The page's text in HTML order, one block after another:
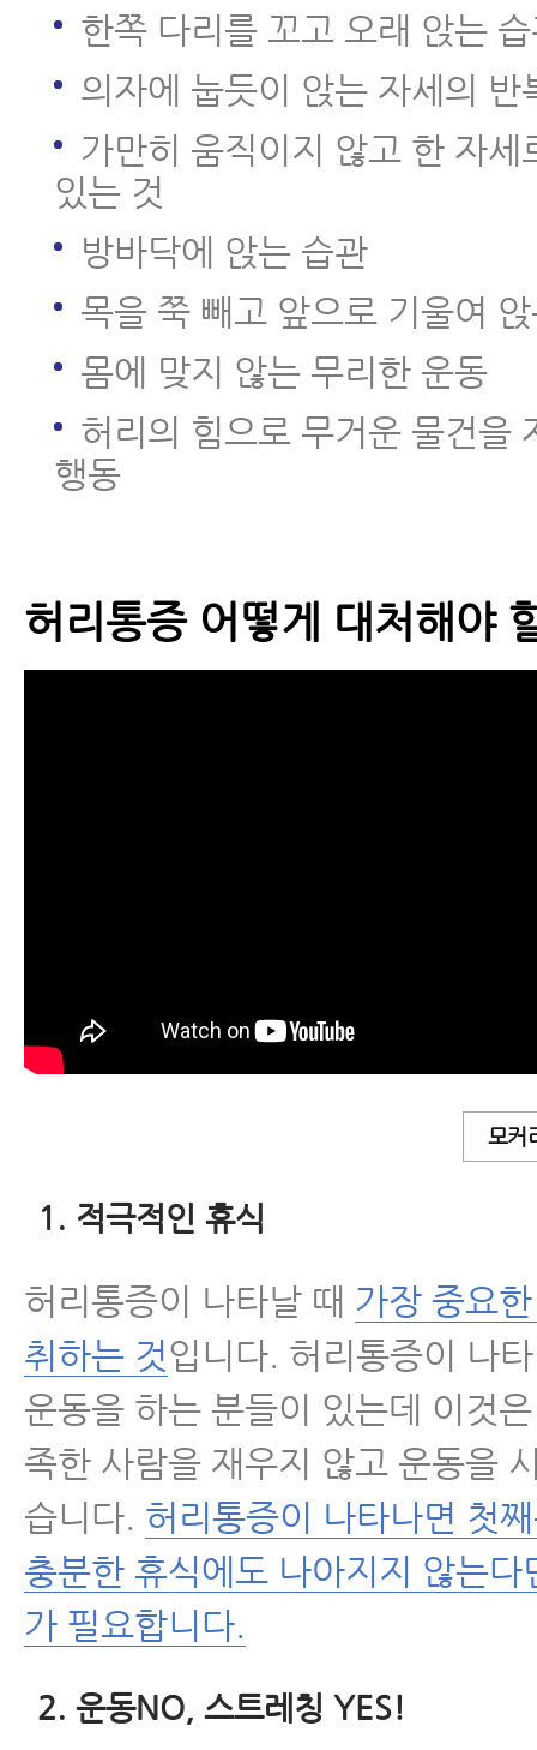
한쪽 다리를 꼬고 오래 앉는
의자에 눕듯이 앉는 자세의 반
가만히 움직이지 않고 한 자세
있는 것
방바닥에 앉는 습관
목을 쭉 빼고 앞으로 기울여
몸에 맞지 않는 무리한 운동
허리의 힘으로 무거운 물건을
행동
허리통증 어떻게 대처해야
모커
1. 적극적인 휴식
허리통증이 나타날 때 가장 중요
취하는 것입니다. 허리통증이 나
운동을 하는 분들이 있는데 이것
족한 사람을 재우지 않고 운동을
습니다. 허리통증이 나타나면 첫
충분한 휴식에도 나아지지 않는다
가 필요합니다.
2. 운동NO, 스트레칭 YES!